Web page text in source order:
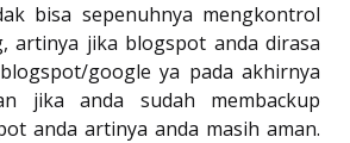
bisa sepenuhnya mengkontrol
artinya jika blogspot anda dirasa
google ya pada akhirnya
jika anda sudah membackup
anda artinya anda masih aman.